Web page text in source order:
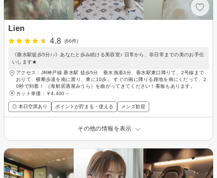
Lien
4.8
(66件)
《垂水駅徒歩5分♪♪》あなたと歩み続ける美容室♪ 日常から、非日常までの美のお手伝
いします★
アクセス：JR神戸線 垂水駅 徒歩5分 垂水漁港3分、垂水駅東口降りて、2号線まで
おりて、横断歩道を南に渡り、東に10歩。 すぐの南に降りる路地を南にくだって、2
0秒で到着！ （海鮮居酒屋みうら）を曲がってきてください！看板もあります。
カット単価： ￥4,400～
◎ 本日空席あり ポイントが貯まる・使える メンズ歓迎
その他の情報を表示